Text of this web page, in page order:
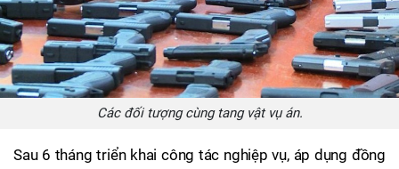
Các đối tượng cùng tang vật vụ án.
Sau 6 tháng triển khai công tác nghiệp vụ, áp dụng đồng